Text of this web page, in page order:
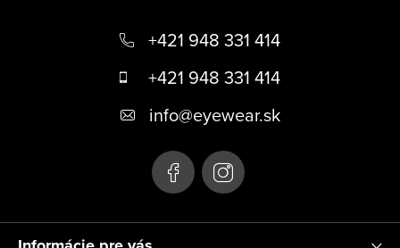
+421 948 331 414
+421 948 331 414
info@eyewear.sk